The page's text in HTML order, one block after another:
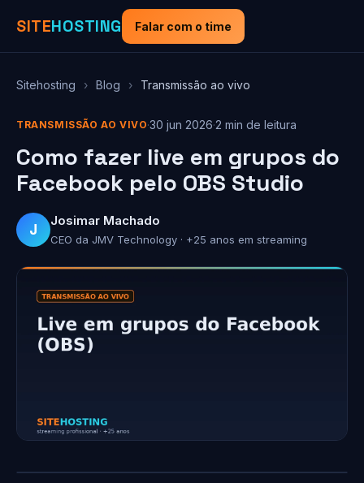
SITEHOSTING Falar com o time
Sitehosting › Blog › Transmissão ao vivo
TRANSMISSÃO AO VIVO·30 jun 2026·2 min de leitura
Como fazer live em grupos do
Facebook pelo OBS Studio
J
Josimar Machado
CEO da JMV Technology · +25 anos em streaming